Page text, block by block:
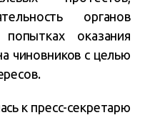
органов
попытках оказания
чиновников с целью
к пресс-секретарю